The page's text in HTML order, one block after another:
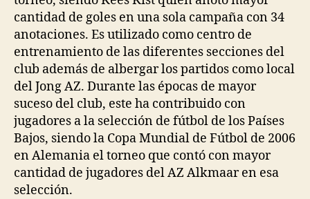
cantidad de goles en una sola campaña con 34
anotaciones. Es utilizado como centro de
entrenamiento de las diferentes secciones del
club además de albergar los partidos como local
del Jong AZ. Durante las épocas de mayor
suceso del club, este ha contribuido con
jugadores a la selección de fútbol de los Países
Bajos, siendo la Copa Mundial de Fútbol de 2006
en Alemania el torneo que contó con mayor
cantidad de jugadores del AZ Alkmaar en esa
selección.